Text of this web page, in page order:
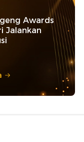
Awards
Jalankan